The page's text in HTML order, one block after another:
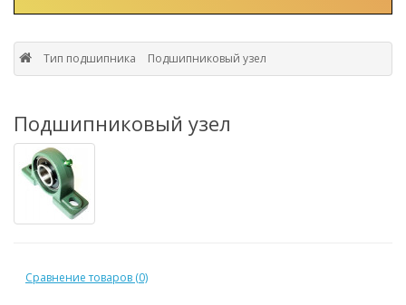
Тип подшипника Подшипниковый узел
Подшипниковый узел
Сравнение товаров (0)